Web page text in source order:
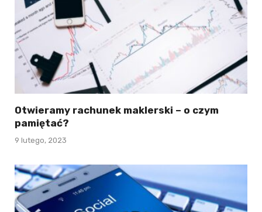
Otwieramy rachunek maklerski – o czym
pamiętać?
9 lutego, 2023